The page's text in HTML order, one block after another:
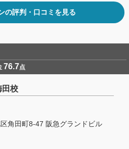
の評判・口コミを見る
76.7点
田校
角田町8-47 阪急グランドビル